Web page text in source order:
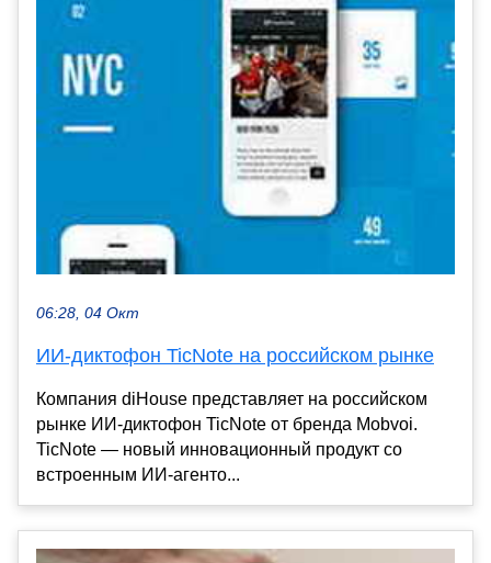
06:28, 04 Окт
ИИ-диктофон TicNote на российском рынке
Компания diHouse представляет на российском
рынке ИИ-диктофон TicNote от бренда Mobvoi.
TicNote — новый инновационный продукт со
встроенным ИИ-агенто...